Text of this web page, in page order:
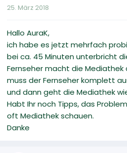
25. März 2018
Hallo AuraK,
ich habe es jetzt mehrfach
bei ca. 45 Minuten unterbricht
Fernseher macht die Mediathek
muss der Fernseher komplett
und dann geht die Mediathek
Habt Ihr noch Tipps, das
oft Mediathek schauen.
Danke